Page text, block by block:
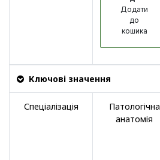
Додати
до
кошика
Ключові значення
Спеціалізація
Патологічна
анатомія